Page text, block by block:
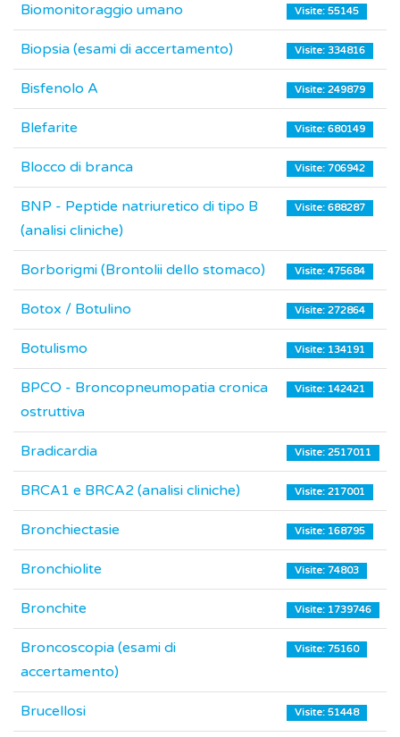
Biomonitoraggio umano Visite: 55145
Biopsia (esami di accertamento) Visite: 334816
Bisfenolo A Visite: 249879
Blefarite Visite: 680149
Blocco di branca Visite: 706942
BNP - Peptide natriuretico di tipo B
(analisi cliniche)
Visite: 688287
Borborigmi (Brontolii dello stomaco) Visite: 475684
Botox / Botulino Visite: 272864
Botulismo Visite: 134191
BPCO - Broncopneumopatia cronica
ostruttiva
Visite: 142421
Bradicardia Visite: 2517011
BRCA1 e BRCA2 (analisi cliniche) Visite: 217001
Bronchiectasie Visite: 168795
Bronchiolite Visite: 74803
Bronchite Visite: 1739746
Broncoscopia (esami di
accertamento)
Visite: 75160
Brucellosi Visite: 51448